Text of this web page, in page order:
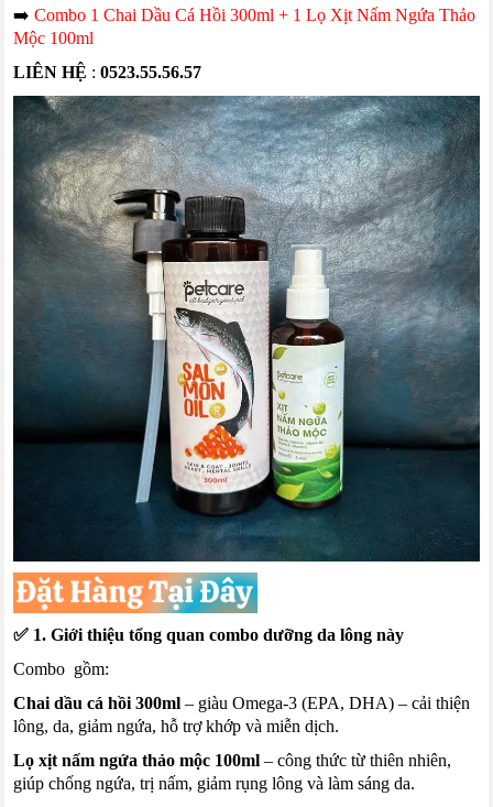
➡️ Combo 1 Chai Dầu Cá Hồi 300ml + 1 Lọ Xịt Nấm Ngứa Thảo
Mộc 100ml
LIÊN HỆ : 0523.55.56.57
✅ 1. Giới thiệu tổng quan combo dưỡng da lông này
Combo gồm:
Chai dầu cá hồi 300ml – giàu Omega‑3 (EPA, DHA) – cải thiện
lông, da, giảm ngứa, hỗ trợ khớp và miễn dịch.
Lọ xịt nấm ngứa thảo mộc 100ml – công thức từ thiên nhiên,
giúp chống ngứa, trị nấm, giảm rụng lông và làm sáng da.